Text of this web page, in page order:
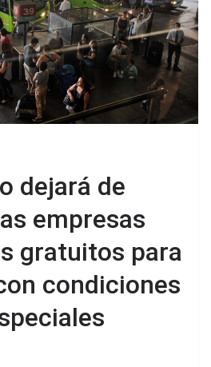
dejará de
empresas
gratuitos para
condiciones